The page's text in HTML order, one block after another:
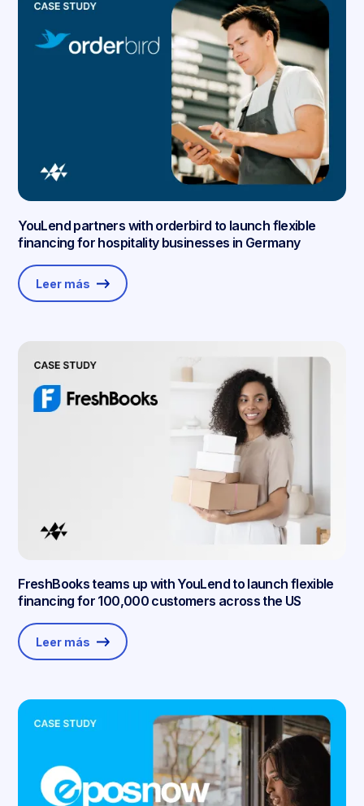
YouLend partners with orderbird to launch flexible
financing for hospitality businesses in Germany
Leer más
FreshBooks teams up with YouLend to launch flexible
financing for 100,000 customers across the US
Leer más